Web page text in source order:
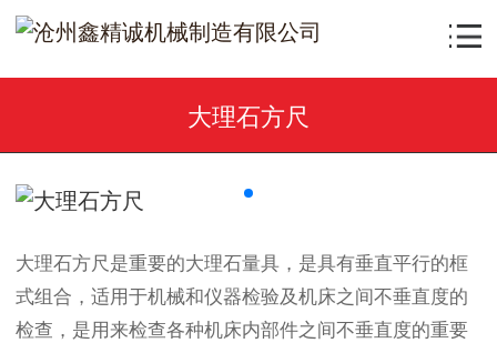
大理石方尺
大理石方尺是重要的大理石量具，是具有垂直平行的框
式组合，适用于机械和仪器检验及机床之间不垂直度的
检查，是用来检查各种机床内部件之间不垂直度的重要